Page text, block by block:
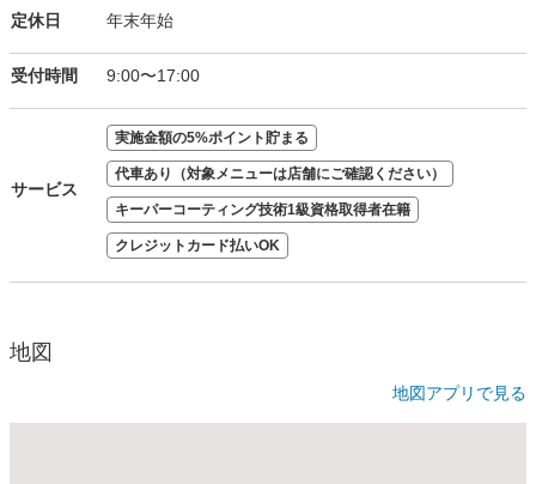
定休日 年末年始
受付時間 9:00〜17:00
サービス
実施金額の5%ポイント貯まる
代車あり（対象メニューは店舗にご確認ください）
キーパーコーティング技術1級資格取得者在籍
クレジットカード払いOK
地図
地図アプリで見る